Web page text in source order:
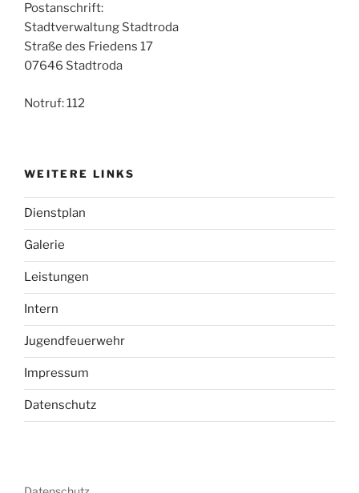
Postanschrift:
Stadtverwaltung Stadtroda
Straße des Friedens 17
07646 Stadtroda
Notruf: 112
WEITERE LINKS
Dienstplan
Galerie
Leistungen
Intern
Jugendfeuerwehr
Impressum
Datenschutz